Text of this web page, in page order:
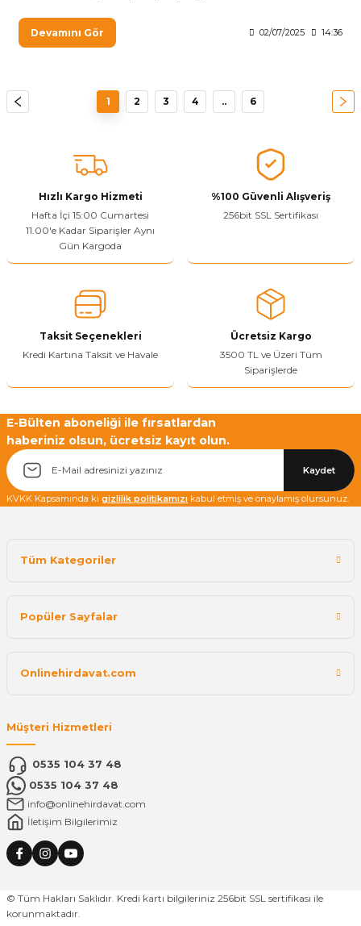
Devamını Gör 02/07/2025 14:36
1 2 3 4 .. 6
Hızlı Kargo Hizmeti
Hafta İçi 15:00 Cumartesi
11.00'e Kadar Siparişler Aynı
Gün Kargoda
%100 Güvenli Alışveriş
256bit SSL Sertifikası
Taksit Seçenekleri
Kredi Kartına Taksit ve Havale
Ücretsiz Kargo
3500 TL ve Üzeri Tüm
Siparişlerde
E-Bülten aboneliği ile fırsatlardan
haberiniz olsun, ücretsiz kayıt olun.
Kaydet
KVKK Kapsamında ki gizlilik politikamızı kabul etmiş ve onaylamış olursunuz.
Tüm Kategoriler
Popüler Sayfalar
Onlinehirdavat.com
Müşteri Hizmetleri
0535 104 37 48
0535 104 37 48
info@onlinehirdavat.com
İletişim Bilgilerimiz
© Tüm Hakları Saklıdır. Kredi kartı bilgileriniz 256bit SSL sertifikası ile
korunmaktadır.